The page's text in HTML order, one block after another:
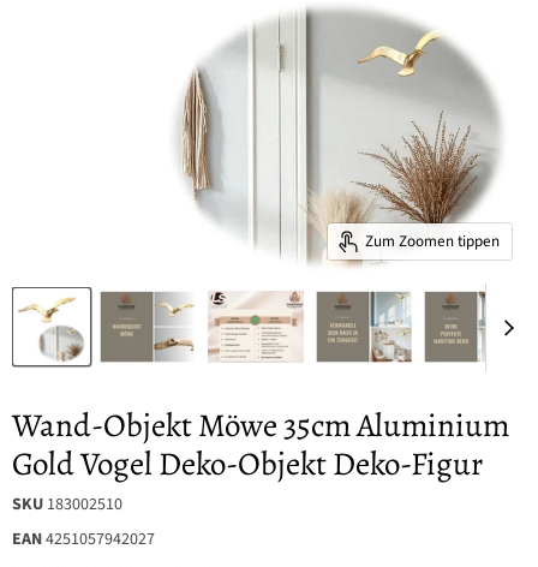
Zum Zoomen tippen
Wand-Objekt Möwe 35cm Aluminium
Gold Vogel Deko-Objekt Deko-Figur
SKU 183002510
EAN4251057942027